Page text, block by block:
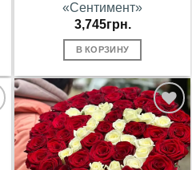
«Сентимент»
3,745грн.
В КОРЗИНУ
В
избранное